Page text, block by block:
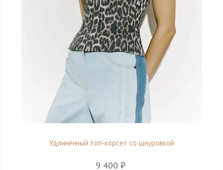
Удлинённый топ-корсет со шнуровкой
9 400 ₽